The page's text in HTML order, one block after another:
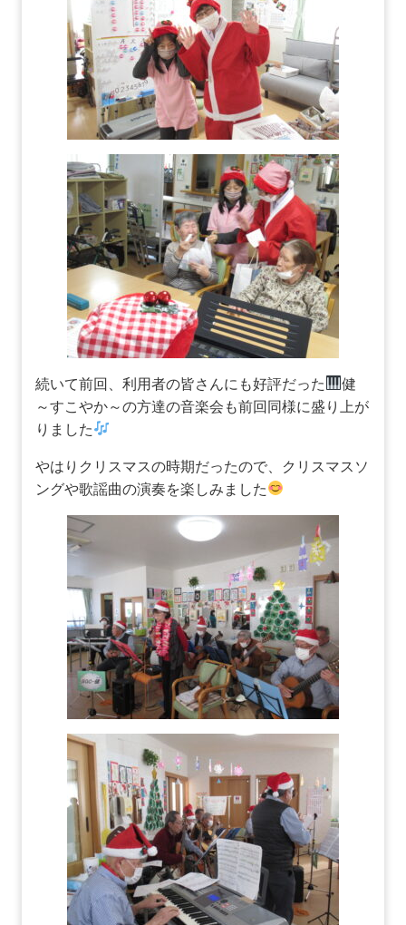
続いて前回、利用者の皆さんにも好評だった
健
～すこやか～の方達の音楽会も前回同様に盛り上が
りました
やはりクリスマスの時期だったので、クリスマスソ
ングや歌謡曲の演奏を楽しみました